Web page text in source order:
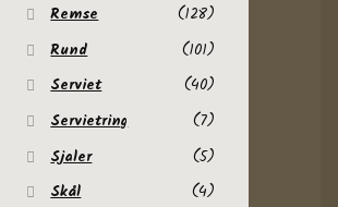
Remse
(128)
Rund
(101)
Serviet
(40)
Servietring
(7)
Sjaler
(5)
Skål
(4)